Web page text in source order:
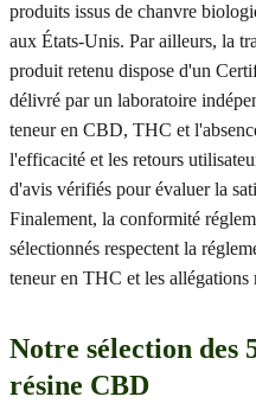
produits issus de chanvre
aux États-Unis. Par ailleurs, la
produit retenu dispose d'un
délivré par un laboratoire
teneur en CBD, THC et
l'efficacité et les retours
d'avis vérifiés pour évaluer la
Finalement, la conformité
sélectionnés respectent la
teneur en THC et les allégations
Notre sélection des
résine CBD